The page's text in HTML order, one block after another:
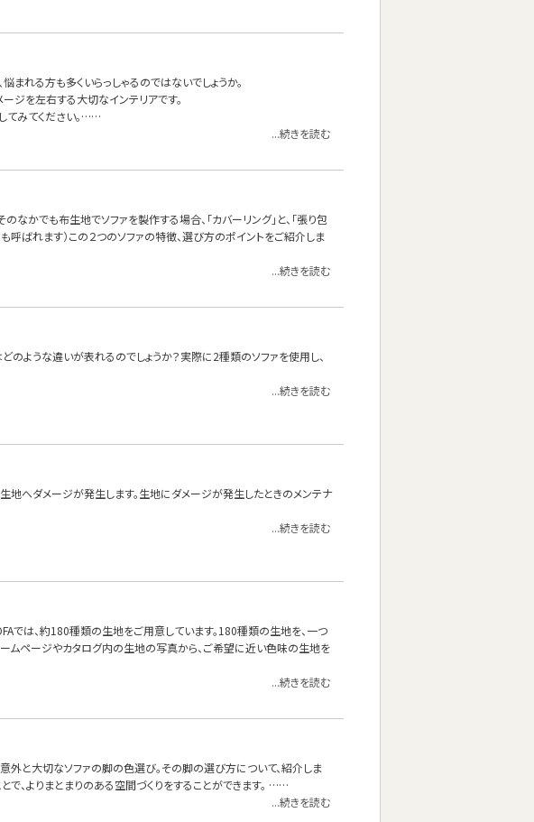
まれる方も多くいらっしゃるのではないでしょうか。
ジを左右する大切なインテリアです。
てみてください。……
...続きを読む
なかでも布生地でソファを製作する場合、「カバーリング」と、「張り包
呼ばれます）この２つのソファの特徴、選び方のポイントをご紹介しま
...続きを読む
のような違いが表れるのでしょうか？実際に2種類のソファを使用し、
...続きを読む
地へダメージが発生します。生地にダメージが発生したときのメンテナ
...続きを読む
では、約180種類の生地をご用意しています。180種類の生地を、一つ
ムページやカタログ内の生地の写真から、ご希望に近い色味の生地を
...続きを読む
外と大切なソファの脚の色選び。その脚の選び方について、紹介しま
で、よりまとまりのある空間づくりをすることができます。 ……
...続きを読む